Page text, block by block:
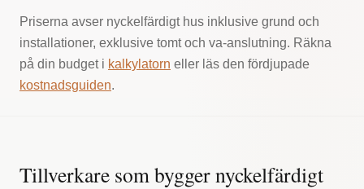
Priserna avser nyckelfärdigt hus inklusive grund och
installationer, exklusive tomt och va-anslutning. Räkna
på din budget i kalkylatorn eller läs den fördjupade
kostnadsguiden.
Tillverkare som bygger nyckelfärdigt